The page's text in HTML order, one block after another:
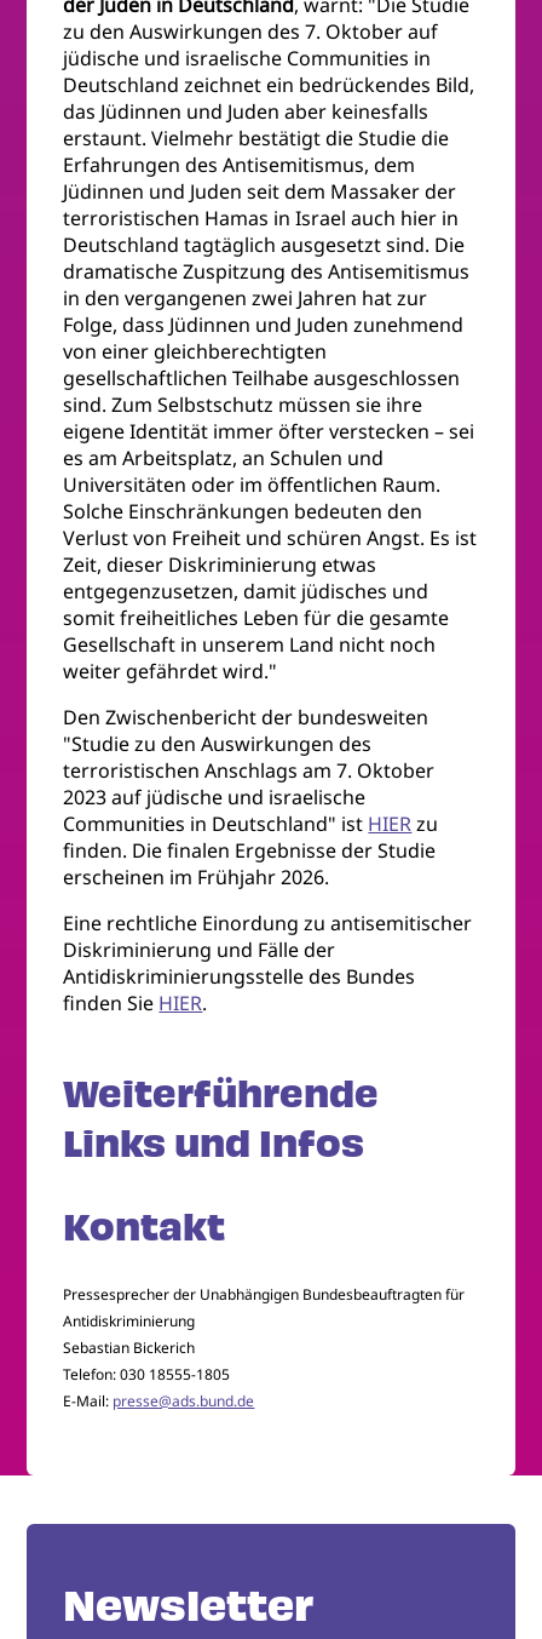
zu den Auswirkungen des 7. Oktober auf
jüdische und israelische Communities in
Deutschland zeichnet ein bedrückendes Bild,
das Jüdinnen und Juden aber keinesfalls
erstaunt. Vielmehr bestätigt die Studie die
Erfahrungen des Antisemitismus, dem
Jüdinnen und Juden seit dem Massaker der
terroristischen Hamas in Israel auch hier in
Deutschland tagtäglich ausgesetzt sind. Die
dramatische Zuspitzung des Antisemitismus
in den vergangenen zwei Jahren hat zur
Folge, dass Jüdinnen und Juden zunehmend
von einer gleichberechtigten
gesellschaftlichen Teilhabe ausgeschlossen
sind. Zum Selbstschutz müssen sie ihre
eigene Identität immer öfter verstecken – sei
es am Arbeitsplatz, an Schulen und
Universitäten oder im öffentlichen Raum.
Solche Einschränkungen bedeuten den
Verlust von Freiheit und schüren Angst. Es ist
Zeit, dieser Diskriminierung etwas
entgegenzusetzen, damit jüdisches und
somit freiheitliches Leben für die gesamte
Gesellschaft in unserem Land nicht noch
weiter gefährdet wird."
Den Zwischenbericht der bundesweiten
"Studie zu den Auswirkungen des
terroristischen Anschlags am 7. Oktober
2023 auf jüdische und israelische
Communities in Deutschland" ist HIERzu
finden. Die finalen Ergebnisse der Studie
erscheinen im Frühjahr 2026.
Eine rechtliche Einordung zu antisemitischer
Diskriminierung und Fälle der
Antidiskriminierungsstelle des Bundes
finden Sie HIER.
Weiterführende
Links und Infos
Kontakt
Pressesprecher der Unabhängigen Bundesbeauftragten für
Antidiskriminierung
Sebastian Bickerich
Telefon: 030 18555-1805
E-Mail: presse@ads.bund.de
Newsletter